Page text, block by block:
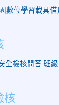
數位學習載具
全檢核問答 班
核